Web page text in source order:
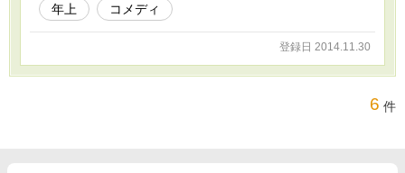
年上 コメディ
登録日 2014.11.30
6 件